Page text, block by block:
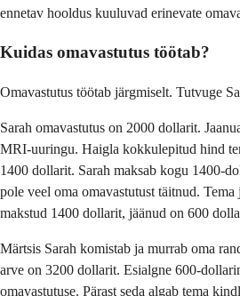
ennetav hooldus kuuluvad erinevate
Kuidas omavastutus töötab?
Omavastutus töötab järgmiselt. Tutvuge
Sarah omavastutus on 2000 dollarit.
MRI-uuringu. Haigla kokkulepitud hind
1400 dollarit. Sarah maksab kogu 1400-
pole veel oma omavastutust täitnud.
makstud 1400 dollarit, jäänud on 600
Märtsis Sarah komistab ja murrab oma
arve on 3200 dollarit. Esialgne 600-
omavastutuse. Pärast seda algab tema